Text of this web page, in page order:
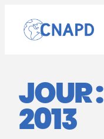
contenu
JOUR :
2013